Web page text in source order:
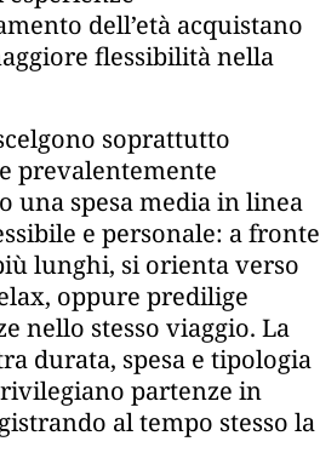
dell’età acquistano
flessibilità nella
soprattutto
prevalentemente
una spesa media in linea
e personale: a fronte
lunghi, si orienta verso
oppure predilige
nello stesso viaggio. La
durata, spesa e tipologia
partenze in
al tempo stesso la